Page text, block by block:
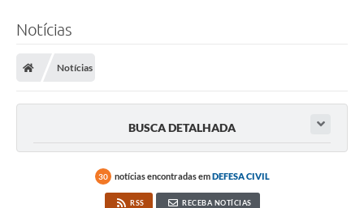
Online
Plano Diretor Participativo de Serro/MG
Notícias
Notícias
BUSCA DETALHADA
30 notícias encontradas emDEFESA CIVIL
RSS RECEBA NOTÍCIAS